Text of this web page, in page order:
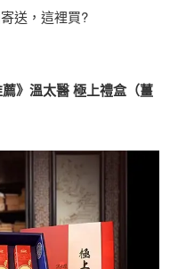
送，這裡買?
》溫太醫 極上禮盒（薑